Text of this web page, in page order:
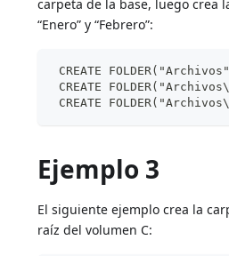
carpeta de la base, luego crea
“Enero” y “Febrero”:
CREATE
CREATE
CREATE
Ejemplo 3
El siguiente ejemplo crea la
raíz del volumen C: